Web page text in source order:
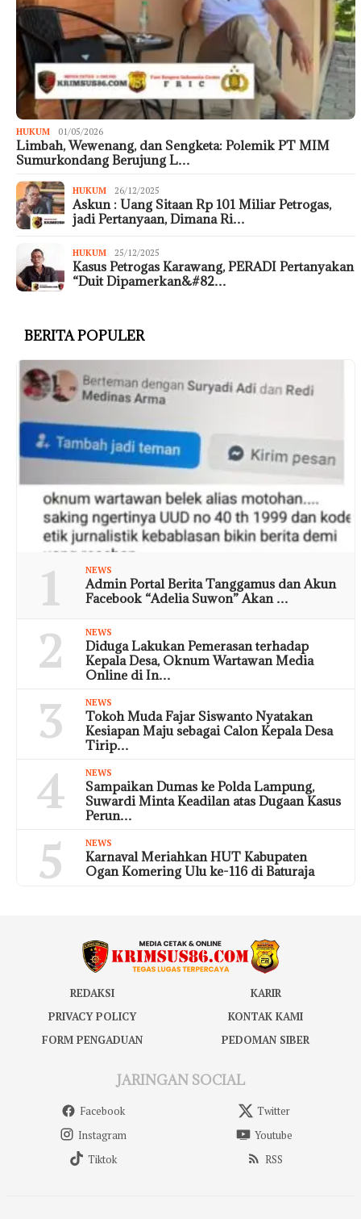
HUKUM 01/05/2026
Limbah, Wewenang, dan Sengketa: Polemik PT MIM
Sumurkondang Berujung L…
HUKUM 26/12/2025
Askun : Uang Sitaan Rp 101 Miliar Petrogas,
jadi Pertanyaan, Dimana Ri…
HUKUM 25/12/2025
Kasus Petrogas Karawang, PERADI Pertanyakan
“Duit Dipamerkan&#82…
BERITA POPULER
1 NEWS
Admin Portal Berita Tanggamus dan Akun
Facebook “Adelia Suwon” Akan …
2 NEWS
Diduga Lakukan Pemerasan terhadap
Kepala Desa, Oknum Wartawan Media
Online di In…
3 NEWS
Tokoh Muda Fajar Siswanto Nyatakan
Kesiapan Maju sebagai Calon Kepala Desa
Tirip…
4 NEWS
Sampaikan Dumas ke Polda Lampung,
Suwardi Minta Keadilan atas Dugaan Kasus
Perun…
5 NEWS
Karnaval Meriahkan HUT Kabupaten
Ogan Komering Ulu ke-116 di Baturaja
REDAKSI
KARIR
PRIVACY POLICY
KONTAK KAMI
FORM PENGADUAN
PEDOMAN SIBER
JARINGAN SOCIAL
Facebook
Twitter
Instagram
Youtube
Tiktok
RSS